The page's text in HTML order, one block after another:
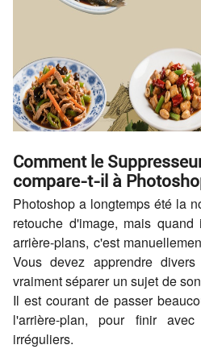
Comment le
compare-t-il à
Photoshop a longtemps été la
retouche d'image, mais
arrière-plans, c'est
Vous devez apprendre
vraiment séparer un sujet de
Il est courant de passer
l'arrière-plan, pour finir
irréguliers.